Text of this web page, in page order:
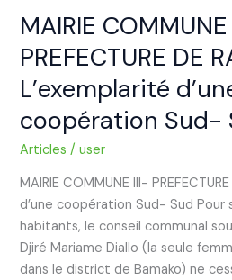
MAIRIE
PREFECTURE DE
L’exemplarité
coopération Sud-
Articles /user
MAIRIE COMMUNE III-
d’une coopération Sud- Sud Pour
habitants, le conseil communal
Djiré Mariame Diallo (la seule
dans le district de Bamako) ne